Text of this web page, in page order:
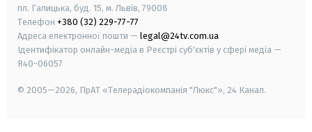
пл. Галицька, буд. 15, м. Львів, 79008
Телефон +380 (32) 229-77-77
Адреса електронної пошти — legal@24tv.com.ua
Ідентифікатор онлайн-медіа в Реєстрі суб'єктів у сфері медіа —
R40-06057
© 2005—2026, ПрАТ «Телерадіокомпанія "Люкс"», 24 Канал.